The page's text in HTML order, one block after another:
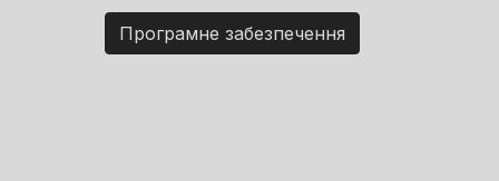
Програмне забезпечення